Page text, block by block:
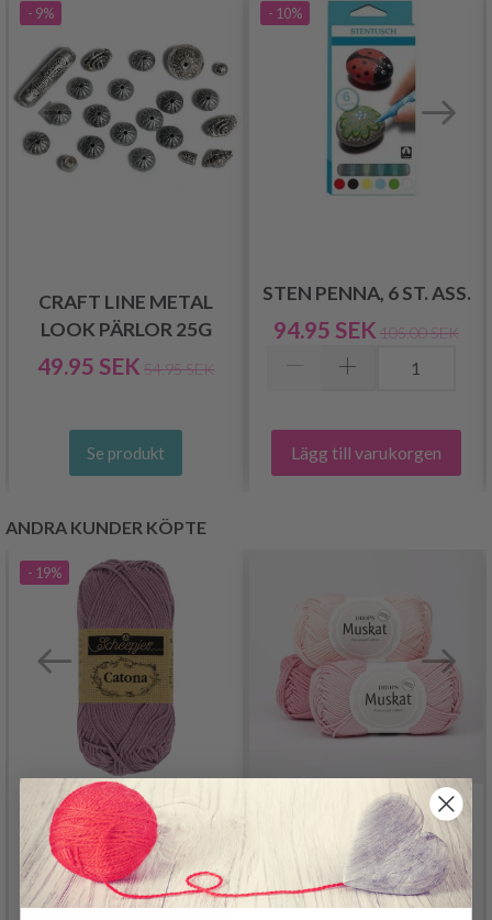
- 9%
CRAFT LINE METAL
LOOK PÄRLOR 25G
49.95 SEK 54.95 SEK
Se produkt
- 10%
STEN PENNA, 6 ST. ASS.
94.95 SEK 105.00 SEK
Lägg till varukorgen
ANDRA KUNDER KÖPTE
- 19%
SCHEEPJES CATONA
24.95 SEK30.95 SEK
Erbjudandet upphör
DROPS MUSKAT
24.95 SEK